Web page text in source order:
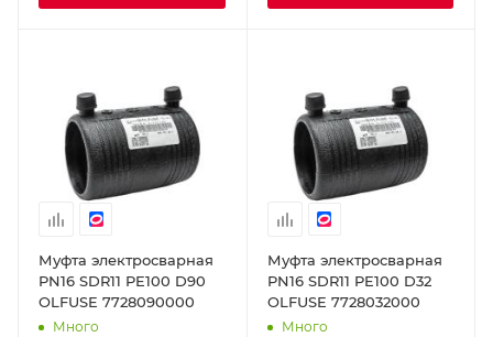
Муфта электросварная
PN16 SDR11 PE100 D90
OLFUSE 7728090000
Много
Муфта электросварная
PN16 SDR11 PE100 D32
OLFUSE 7728032000
Много